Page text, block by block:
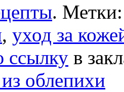
.
, уход за
ссылку в
облепихи